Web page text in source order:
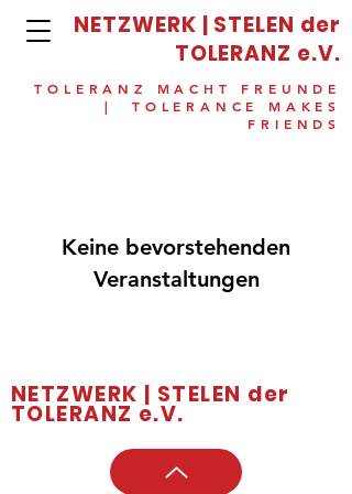
NETZWERK | STELEN der
TOLERANZ e.V.
TOLERANZ MACHT FREUNDE
| TOLERANCE MAKES
FRIENDS
Keine bevorstehenden
Veranstaltungen
NETZWERK | STELEN der
TOLERANZ e.V.